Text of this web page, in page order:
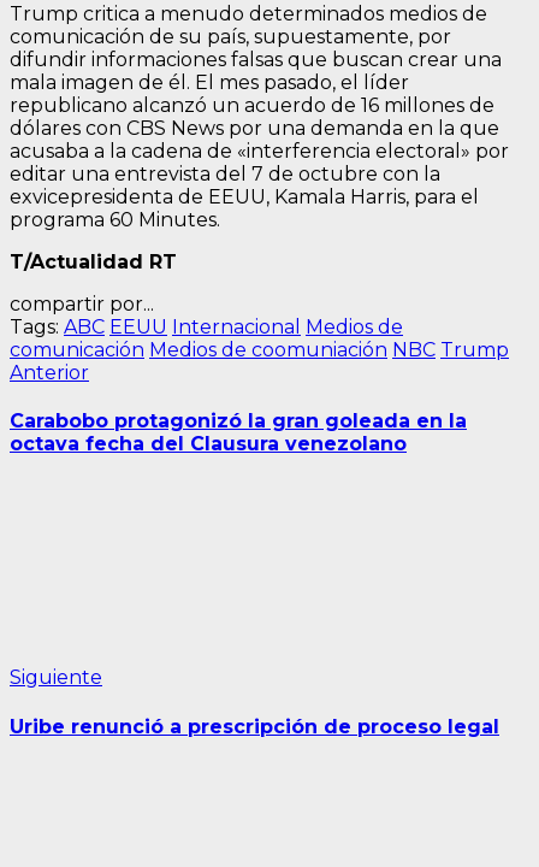
Trump critica a menudo determinados medios de
comunicación de su país, supuestamente, por
difundir informaciones falsas que buscan crear una
mala imagen de él. El mes pasado, el líder
republicano alcanzó un acuerdo de 16 millones de
dólares con CBS News por una demanda en la que
acusaba a la cadena de «interferencia electoral» por
editar una entrevista del 7 de octubre con la
exvicepresidenta de EEUU, Kamala Harris, para el
programa 60 Minutes.
T/Actualidad RT
compartir por...
Tags: ABC EEUU Internacional Medios de
comunicación Medios de coomuniación NBC Trump
Navegación
de
entradas
AnteriorEntrada
Carabobo protagonizó la gran goleada en la
octava fecha del Clausura venezolano
Siguiente
Uribe renunció a prescripción de proceso legal